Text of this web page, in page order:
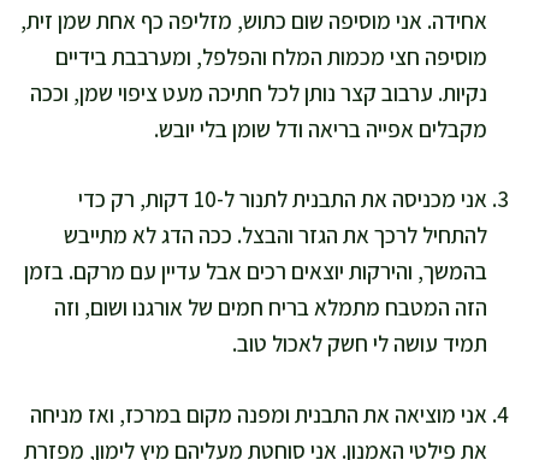
אחידה. אני מוסיפה שום כתוש, מזליפה כף אחת שמן זית,
מוסיפה חצי מכמות המלח והפלפל, ומערבבת בידיים
נקיות. ערבוב קצר נותן לכל חתיכה מעט ציפוי שמן, וככה
מקבלים אפייה בריאה ודל שומן בלי יובש.
אני מכניסה את התבנית לתנור ל-10 דקות, רק כדי
להתחיל לרכך את הגזר והבצל. ככה הדג לא מתייבש
בהמשך, והירקות יוצאים רכים אבל עדיין עם מרקם. בזמן
הזה המטבח מתמלא בריח חמים של אורגנו ושום, וזה
תמיד עושה לי חשק לאכול טוב.
אני מוציאה את התבנית ומפנה מקום במרכז, ואז מניחה
את פילטי האמנון. אני סוחטת מעליהם מיץ לימון, מפזרת